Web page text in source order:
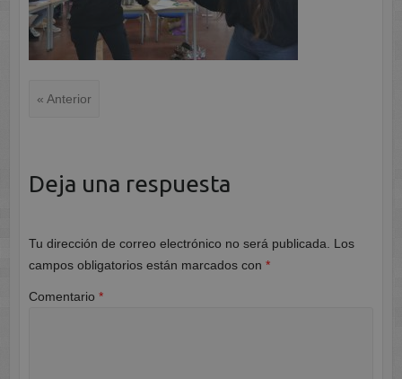
« Anterior
Deja una respuesta
Tu dirección de correo electrónico no será publicada.
Los
campos obligatorios están marcados con *
Comentario *